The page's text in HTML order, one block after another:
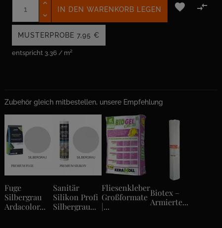
entspricht 3.36 / m²
IN DEN WARENKORB LEGEN  
MUSTERPROBE 7,95 €
Zubehör gleich mitbestellen, unsere Empfehlung
Fuge
Silbergrau
Ardacolor...
Sanitär
Silikon Profi
Silbergrau...
Fliesenkleber
Großformate
|...
Biotex –
Armierte...